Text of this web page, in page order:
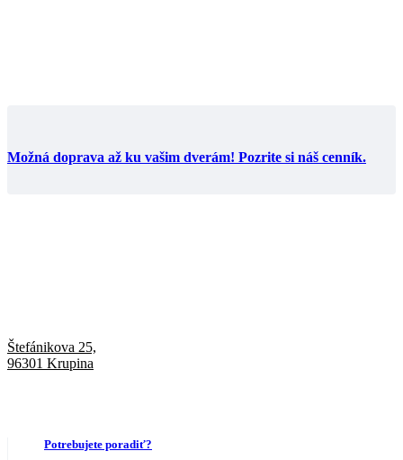
Možná doprava až ku vašim dverám! Pozrite si náš cenník.
Štefánikova 25,
96301 Krupina
Potrebujete poradiť?